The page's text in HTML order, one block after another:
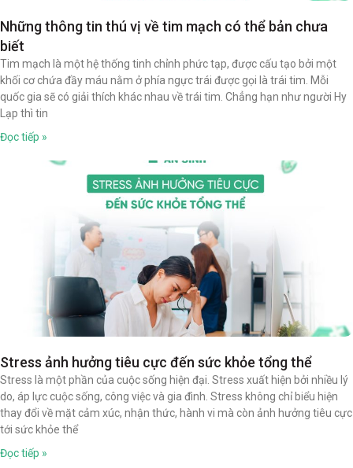
Những thông tin thú vị về tim mạch có thể bản chưa
biết
Tim mạch là một hệ thống tinh chỉnh phức tạp, được cấu tạo bởi một
khối cơ chứa đầy máu nằm ở phía ngực trái được gọi là trái tim. Mỗi
quốc gia sẽ có giải thích khác nhau về trái tim. Chẳng hạn như người Hy
Lạp thì tin
Đọc tiếp »
Stress ảnh hưởng tiêu cực đến sức khỏe tổng thể
Stress là một phần của cuộc sống hiện đại. Stress xuất hiện bởi nhiều lý
do, áp lực cuộc sống, công việc và gia đình. Stress không chỉ biểu hiện
thay đổi về mặt cảm xúc, nhận thức, hành vi mà còn ảnh hưởng tiêu cực
tới sức khỏe thể
Đọc tiếp »